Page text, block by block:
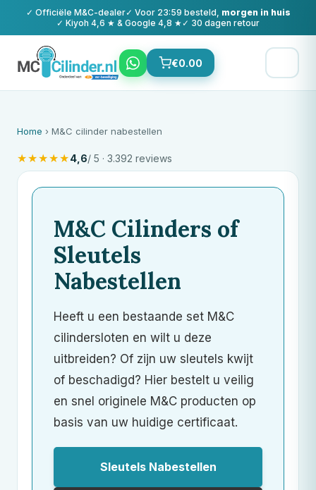
✓ Officiële M&C-dealer✓ Voor 23:59 besteld, morgen in huis
✓ Kiyoh 4,6 ★ & Google 4,8 ★ ✓ 30 dagen retour
€0.00
Home › M&C cilinder nabestellen
★★★★★4,6/ 5 · 3.392 reviews
M&C Cilinders of
Sleutels
Nabestellen
Heeft u een bestaande set M&C
cilindersloten en wilt u deze
uitbreiden? Of zijn uw sleutels kwijt
of beschadigd? Hier bestelt u veilig
en snel originele M&C producten op
basis van uw huidige certificaat.
Sleutels Nabestellen